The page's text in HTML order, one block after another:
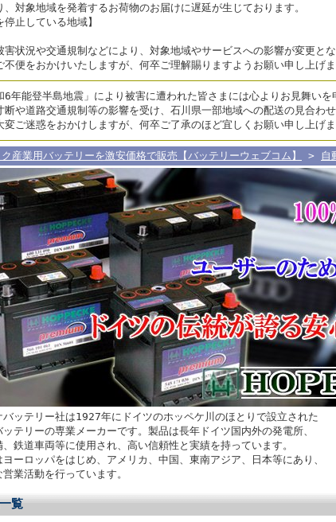
、対象地域を発着するお荷物のお届けに遅延が生じております。
停止している地域】
害状況や交通規制などにより、対象地域やサービスへの影響が変更とな
不便をおかけいたしますが、何卒ご理解賜りますようお願い申し上げま
6年能登半島地震」により被害に遭われた皆さまには心よりお見舞いを
断や道路交通規制等の影響を受け、石川県一部地域への配送の見合わ
変ご迷惑をおかけしますが、何卒ご了承のほど宜しくお願い申し上げま
産業用バッテリーを激安価格で販売【バッテリーウェブコム】 > 自
バッテリー社は1927年にドイツのホッペケ川のほとりで設立された
ッテリーの専業メーカーです。製品は長年ドイツ国内外の発電所、
鉄道車両等に使用され、高い信頼性と実績を持っています。
ーロッパをはじめ、アメリカ、中国、東南アジア、日本等にあり、
営業活動を行っています。
覧